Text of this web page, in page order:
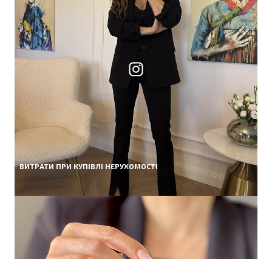
ВИТРАТИ ПРИ КУПІВЛІ НЕРУХОМОСТІ